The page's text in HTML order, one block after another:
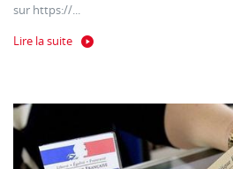
sur https://...
Lire la suite